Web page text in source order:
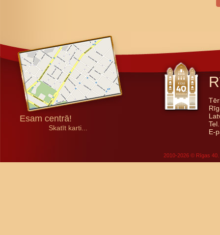
Esam centrā!
Skatīt karti...
E-
2010-2026 © Rīgas